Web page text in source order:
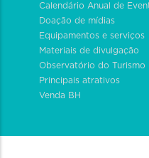
Calendário Anual de
Doação de mídias
Equipamentos e serviços
Materiais de divulgação
Observatório do Turismo
Principais atrativos
Venda BH